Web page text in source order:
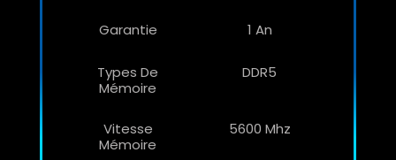
Garantie 1 An
Types De
Mémoire
DDR5
Vitesse
Mémoire
5600 Mhz